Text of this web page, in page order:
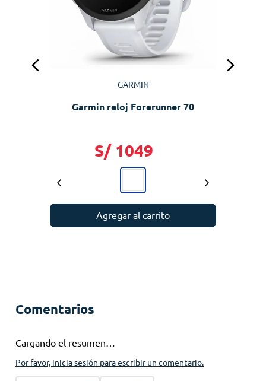
GARMIN
Garmin reloj Forerunner 70
S/ 1049
Agregar al carrito
Comentarios
Cargando el resumen…
Por favor, inicia sesión para escribir un comentario.